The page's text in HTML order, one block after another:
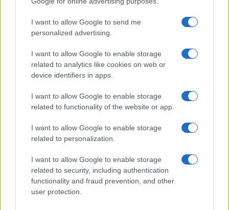
I want to allow Google to send me
personalized advertising.
I want to allow Google to enable storage
related to analytics like cookies on web or
device identifiers in apps.
I want to allow Google to enable storage
related to functionality of the website or app.
I want to allow Google to enable storage
related to personalization.
I want to allow Google to enable storage
related to security, including authentication
functionality and fraud prevention, and other
user protection.
Ez a rejtett Samsung funkció teljesen megváltoztatja a
mobilhasználatot – sokan mégsem tudnak róla
A Galaxy S25 is megkaphatja a Galaxy S26 egyik legjobb
kamerás funkcióját
Élőképeken a Dark Cherry színű iPhone 18 Pro Max!
Itt a vég a Galaxy S23 széria számára: a One UI 9 lehet az
További hírek
Mennyibe kerül
Keressen a telefonboltok ajánlatai között!